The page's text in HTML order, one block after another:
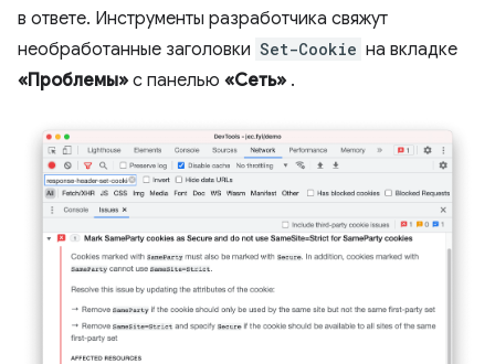
в ответе. Инструменты разработчика свяжут
необработанные заголовки Set-Cookie на вкладке
«Проблемы» с панелью «Сеть» .